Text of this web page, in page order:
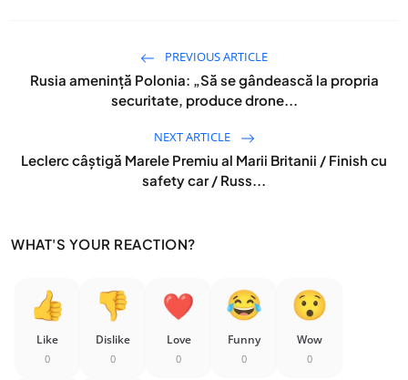
PREVIOUS ARTICLE
Rusia amenință Polonia: „Să se gândească la propria
securitate, produce drone...
NEXT ARTICLE
Leclerc câștigă Marele Premiu al Marii Britanii / Finish cu
safety car / Russ...
WHAT'S YOUR REACTION?
Like
0
Dislike
0
Love
0
Funny
0
Wow
0